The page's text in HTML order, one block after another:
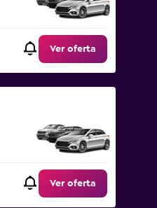
Ver oferta
Ver oferta